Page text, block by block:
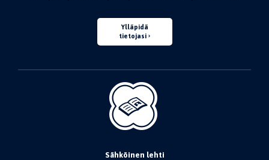
Ylläpidä
tietojasi
Sähköinen lehti